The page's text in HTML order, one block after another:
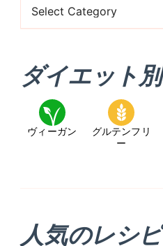
（朝/
お
つ）
悩
別
ダイエット別
ヴィーガン
グルテンフリ
ー
人気のレシピ